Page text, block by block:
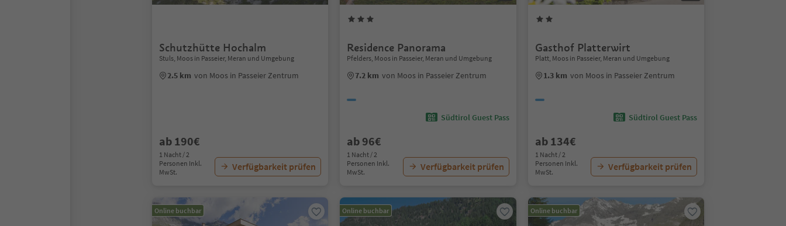
Schutzhütte Hochalm
Stuls, Moos in Passeier, Meran und Umgebung
2.5 km von Moos in Passeier Zentrum
ab 190€
1 Nacht / 2
Personen Inkl.
MwSt.
Verfügbarkeit prüfen
Residence Panorama
Pfelders, Moos in Passeier, Meran und Umgebung
7.2 km von Moos in Passeier Zentrum
Südtirol Guest Pass
ab 96€
1 Nacht / 2
Personen Inkl.
MwSt.
Verfügbarkeit prüfen
Gasthof Platterwirt
Platt, Moos in Passeier, Meran und Umgebung
1.3 km von Moos in Passeier Zentrum
Südtirol Guest Pass
ab 134€
1 Nacht / 2
Personen Inkl.
MwSt.
Verfügbarkeit prüfen
Online buchbar Online buchbar Online buchbar